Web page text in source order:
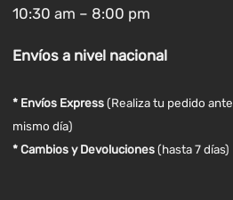
10:30 am – 8:00 pm
Envíosa nivel nacional
* Envíos Express(Realiza tu pedido
mismo día)
* Cambios y Devoluciones (hasta 7 días)